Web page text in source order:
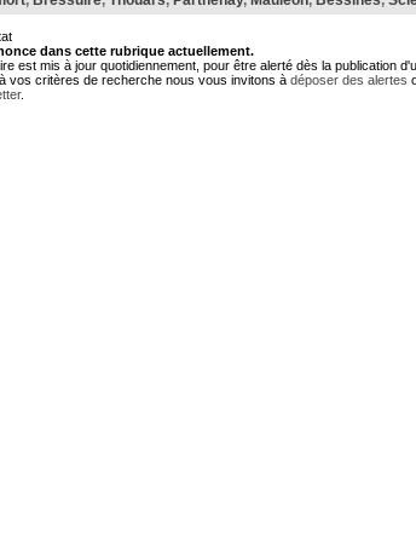
dans cette rubrique actuellement.
est mis à jour quotidiennement, pour être alerté dès la publication
vos critères de recherche nous vous invitons à déposer des alertes
.